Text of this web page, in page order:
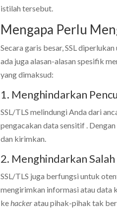
istilah tersebut.
Mengapa Perlu
Secara garis besar, SSL
ada juga alasan-alasan spesifik
yang dimaksud:
1. Menghindarkan
SSL/TLS melindungi Anda dari
pengacakan data sensitif .
dan kirimkan.
2. Menghindarkan
SSL/TLS juga berfungsi untuk
mengirimkan informasi atau data
ke hackeratau pihak-pihak tak